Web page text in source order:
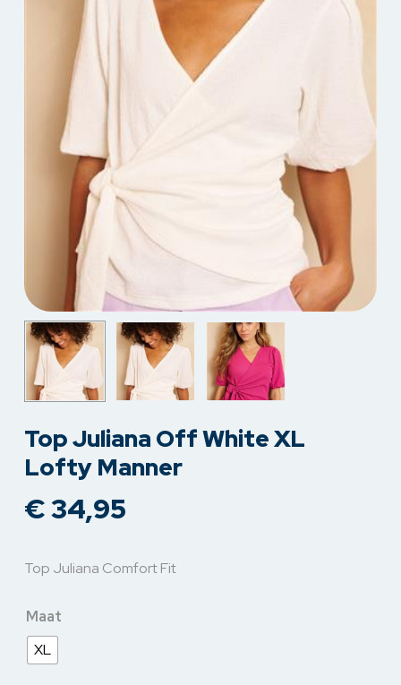
Top Juliana Off White XL
Lofty Manner
€34,95
Top Juliana Comfort Fit
Maat
XL